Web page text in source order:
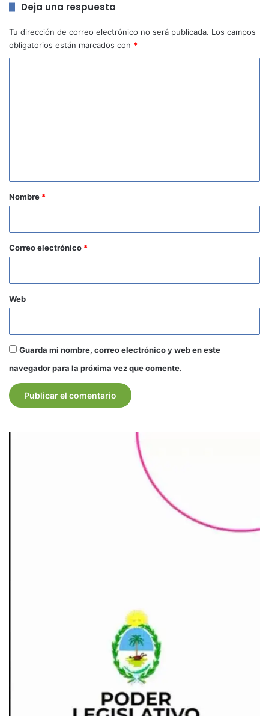
Deja una respuesta
Tu dirección de correo electrónico no será publicada. Los campos
obligatorios están marcados con *
r
o
*
Nombre *
Correo electrónico *
Web
Guarda mi nombre, correo electrónico y web en este
navegador para la próxima vez que comente.